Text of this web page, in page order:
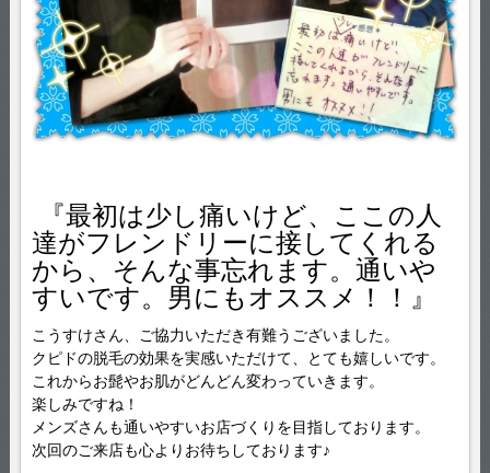
『最初は少し痛いけど、ここの人
達がフレンドリーに接してくれる
から、そんな事忘れます。通いや
すいです。男にもオススメ！！』
こうすけさん、ご協力いただき有難うございました。
クピドの脱毛の効果を実感いただけて、とても嬉しいです。
これからお髭やお肌がどんどん変わっていきます。
楽しみですね！
メンズさんも通いやすいお店づくりを目指しております。
次回のご来店も心よりお待ちしております♪